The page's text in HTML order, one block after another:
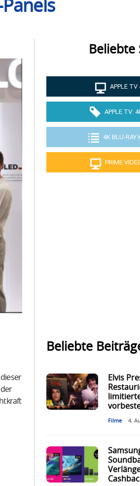
Beliebte
APPLE TV
APPLE TV:
4K BLU-
PRIME
Beliebte
Elvis
Filme 4.